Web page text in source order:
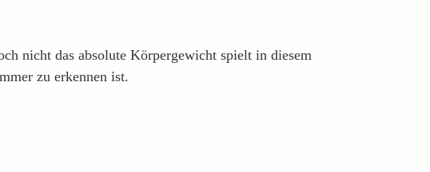
nicht das absolute Körpergewicht spielt in diesem
zu erkennen ist.